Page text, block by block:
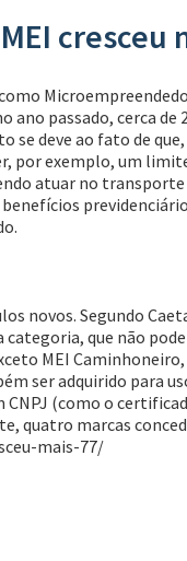
cresceu
passado, cerca
se deve ao fato de
por exemplo, um
atuar no
Segundo
que não
MEI
ser adquirido para
(como o
marcas
mais-77/